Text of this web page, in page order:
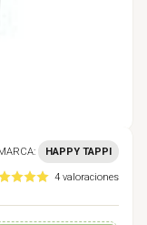
HAPPY TAPPI
4 valoraciones